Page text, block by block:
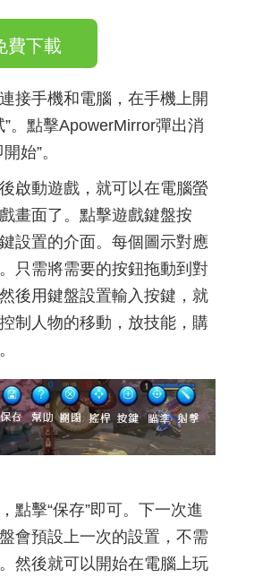
費下載
接手機和電腦，在手機上開
”。點擊ApowerMirror彈出消
始”。
啟動遊戲，就可以在電腦螢
畫面了。點擊遊戲鍵盤按
設置的介面。每個圖示對應
只需將需要的按鈕拖動到對
後用鍵盤設置輸入按鍵，就
制人物的移動，放技能，購
點擊“保存”即可。下一次進
會預設上一次的設置，不需
然後就可以開始在電腦上玩